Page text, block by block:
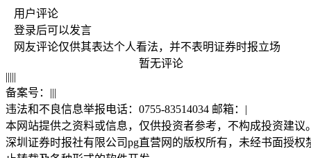
用户评论
登录后可以发言
网友评论仅供其表达个人看法，并不表明证券时报立场
暂无评论
|||||
备案号： |||
违法和不良信息举报电话：0755-83514034 邮箱： |
本网站提供之资料或信息，仅供投资者参考，不构成投资建议
深圳证券时报社有限公司pg直营网的版权所有，未经书面授权